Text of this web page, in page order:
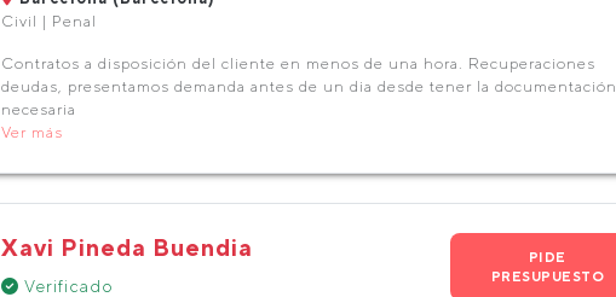
Civil | Penal
Contratos a disposición del cliente en menos de una hora. Recuperaciones
deudas, presentamos demanda antes de un dia desde tener la documentación
necesaria
Ver más
Xavi Pineda Buendia
Verificado
PIDE
PRESUPUESTO